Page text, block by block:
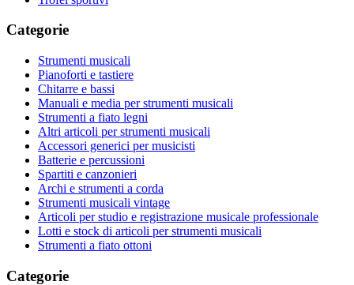
Categorie
Strumenti musicali
Pianoforti e tastiere
Chitarre e bassi
Manuali e media per strumenti musicali
Strumenti a fiato legni
Altri articoli per strumenti musicali
Accessori generici per musicisti
Batterie e percussioni
Spartiti e canzonieri
Archi e strumenti a corda
Strumenti musicali vintage
Articoli per studio e registrazione musicale professionale
Lotti e stock di articoli per strumenti musicali
Strumenti a fiato ottoni
Categorie